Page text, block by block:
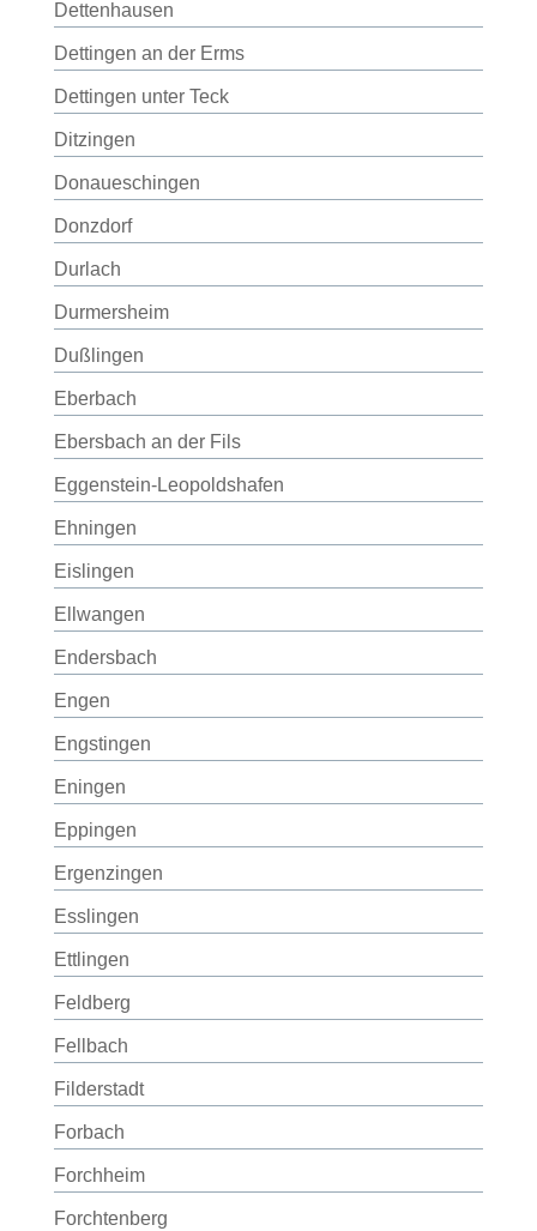
Dettenhausen
Dettingen an der Erms
Dettingen unter Teck
Ditzingen
Donaueschingen
Donzdorf
Durlach
Durmersheim
Dußlingen
Eberbach
Ebersbach an der Fils
Eggenstein-Leopoldshafen
Ehningen
Eislingen
Ellwangen
Endersbach
Engen
Engstingen
Eningen
Eppingen
Ergenzingen
Esslingen
Ettlingen
Feldberg
Fellbach
Filderstadt
Forbach
Forchheim
Forchtenberg